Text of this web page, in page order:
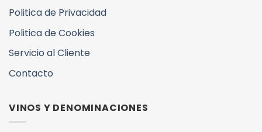
Politica de Privacidad
Politica de Cookies
Servicio al Cliente
Contacto
VINOS Y DENOMINACIONES